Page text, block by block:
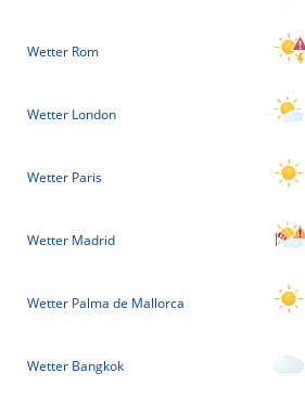
Wetter Rom
Wetter London
Wetter Paris
Wetter Madrid
Wetter Palma de Mallorca
Wetter Bangkok